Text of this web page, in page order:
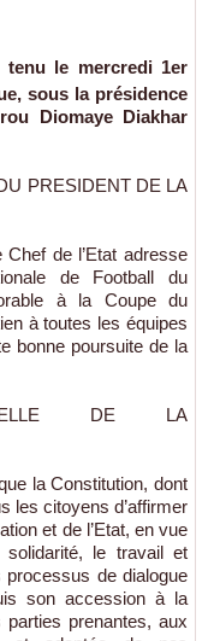
tenu le mercredi 1er
sous la présidence
Diomaye Diakhar
PRESIDENT DE LA
de l’Etat adresse
de Football du
à la Coupe du
à toutes les équipes
bonne poursuite de la
DE LA
la Constitution, dont
les citoyens d’affirmer
et de l’Etat, en vue
le travail et
processus de dialogue
son accession à la
prenantes, aux